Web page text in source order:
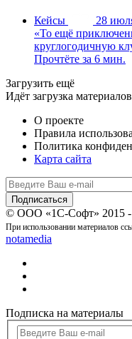
Кейсы
28
«То ещё
круглогодичную
Прочтёте за 6 мин.
Загрузить ещё
Идёт загрузка материалов
О проекте
Правила
Политика
Карта сайта
© ООО «1С-Софт» 2015 -
При использовании материалов
notamedia
Подписка на материалы